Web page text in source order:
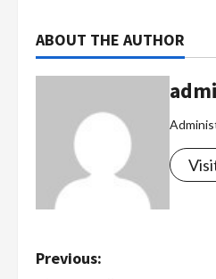
ABOUT THE AUTHOR
P
Previous: